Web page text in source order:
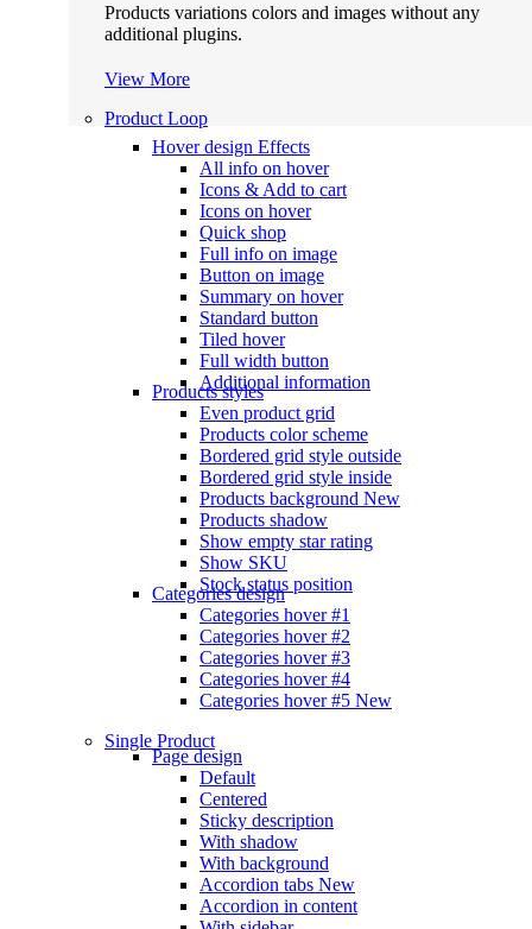
Products variations colors and images without any
additional plugins.
View More
Product Loop
Hover design Effects
All info on hover
Icons & Add to cart
Icons on hover
Quick shop
Full info on image
Button on image
Summary on hover
Standard button
Tiled hover
Full width button
Additional information
Products styles
Even product grid
Products color scheme
Bordered grid style outside
Bordered grid style inside
Products background New
Products shadow
Show empty star rating
Show SKU
Stock status position
Categories design
Categories hover #1
Categories hover #2
Categories hover #3
Categories hover #4
Categories hover #5 New
Single Product
Page design
Default
Centered
Sticky description
With shadow
With background
Accordion tabs New
Accordion in content